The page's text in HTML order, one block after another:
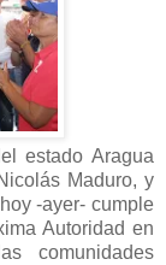
estado Aragua
Maduro, y
-ayer- cumple
Autoridad en
comunidades